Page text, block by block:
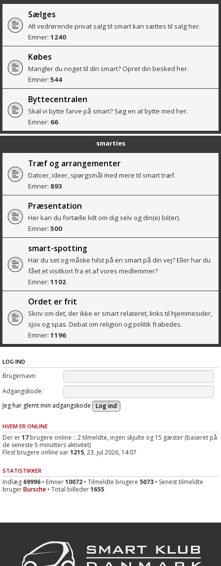
Sælges
Alt vedrørende privat salg til smart kan sættes til salg her.
Emner: 1240
Købes
Mangler du noget til din smart? Opret din besked her.
Emner: 544
Byttecentralen
Skal vi bytte farve på smart? Søg en at bytte med her.
Emner: 66
smarties
Træf og arrangementer
Datoer, ideer, spørgsmål med mere til smart træf.
Emner: 893
Præsentation
Her kan du fortælle lidt om dig selv og din(e) bil(er).
Emner: 500
smart-spotting
Har du set og måske hilst på en smart på din vej? Eller har du
fået et visitkort fra et af vores medlemmer?
Emner: 1102
Ordet er frit
Skriv om det, der ikke er smart relateret, links til hjemmesider,
sjov og spas. Debat om religion og politik frabedes.
Emner: 1196
LOG IND
Brugernavn:
Adgangskode:
Jeg har glemt min adgangskode
HVEM ER ONLINE
Der er17 brugere online :: 2 tilmeldte, ingen skjulte og 15 gæster (baseret på
de seneste 5 minutters aktivitet)
Flest brugere online var1215, 23. jul 2026, 14:07
STATISTIKKER
Indlæg 69996 • Emner10072 • Tilmeldte brugere 5073 • Senest tilmeldte
brugerBursche • Total billeder1655